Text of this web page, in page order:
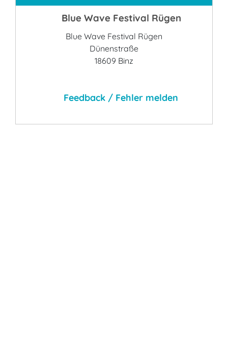
Blue Wave Festival Rügen
Blue Wave Festival Rügen
Dünenstraße
18609 Binz
Feedback / Fehler melden